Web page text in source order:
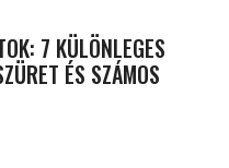
7 KÜLÖNLEGES
ÉS SZÁMOS